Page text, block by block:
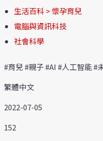
生活百科 > 懷孕育兒
電腦與資訊科技
社會科學
#育兒 #親子 #AI #人工智能 #
繁體中文
2022-07-05
152